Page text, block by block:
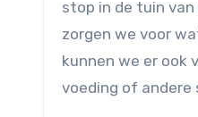
stop in de tuin
zorgen we voor
kunnen we er ook
voeding of andere